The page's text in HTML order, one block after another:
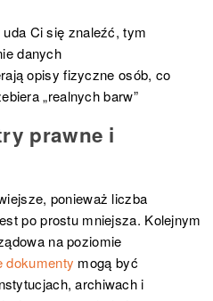
Ci się znaleźć, tym
danych
opisy fizyczne osób, co
„realnych barw”
prawne i
ponieważ liczba
po prostu mniejsza. Kolejnym
na poziomie
dokumenty mogą być
archiwach i